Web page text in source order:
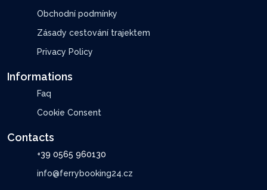
Obchodní podmínky
Zásady cestování trajektem
Privacy Policy
Informations
Faq
Cookie Consent
Contacts
+39 0565 960130
info@ferrybooking24.cz